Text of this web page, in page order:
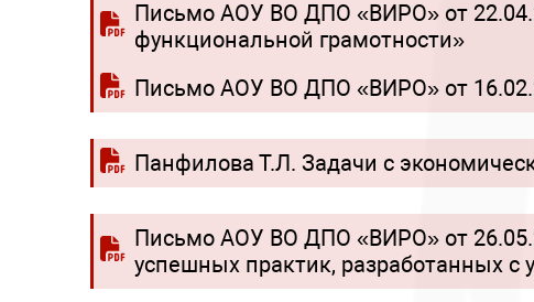
Письмо АОУ ВО ДПО «ВИРО» от
функциональной грамотности»
Письмо АОУ ВО ДПО «ВИРО» от
Панфилова Т.Л. Задачи с
Письмо АОУ ВО ДПО «ВИРО» от
успешных практик, разработанных с